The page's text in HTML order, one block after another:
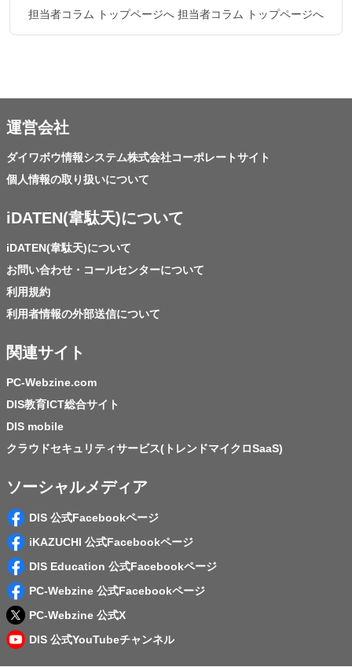
担当者コラム トップページへ 担当者コラム トップページへ
運営会社
ダイワボウ情報システム株式会社コーポレートサイト
個人情報の取り扱いについて
iDATEN(韋駄天)について
iDATEN(韋駄天)について
お問い合わせ・コールセンターについて
利用規約
利用者情報の外部送信について
関連サイト
PC-Webzine.com
DIS教育ICT総合サイト
DIS mobile
クラウドセキュリティサービス(トレンドマイクロSaaS)
ソーシャルメディア
DIS 公式Facebookページ
iKAZUCHI 公式Facebookページ
DIS Education 公式Facebookページ
PC-Webzine 公式Facebookページ
PC-Webzine 公式X
DIS 公式YouTubeチャンネル